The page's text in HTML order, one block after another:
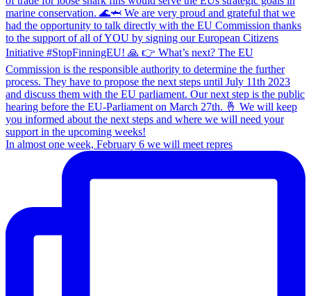
In almost one week, February 6 we will meet repres